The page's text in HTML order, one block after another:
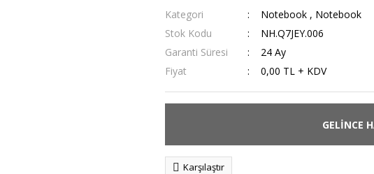
Kategori Notebook , Notebook
Stok Kodu
NH.Q7JEY.006
Garanti Süresi
24 Ay
Fiyat
0,00 TL + KDV
GELİNCE
Karşılaştır